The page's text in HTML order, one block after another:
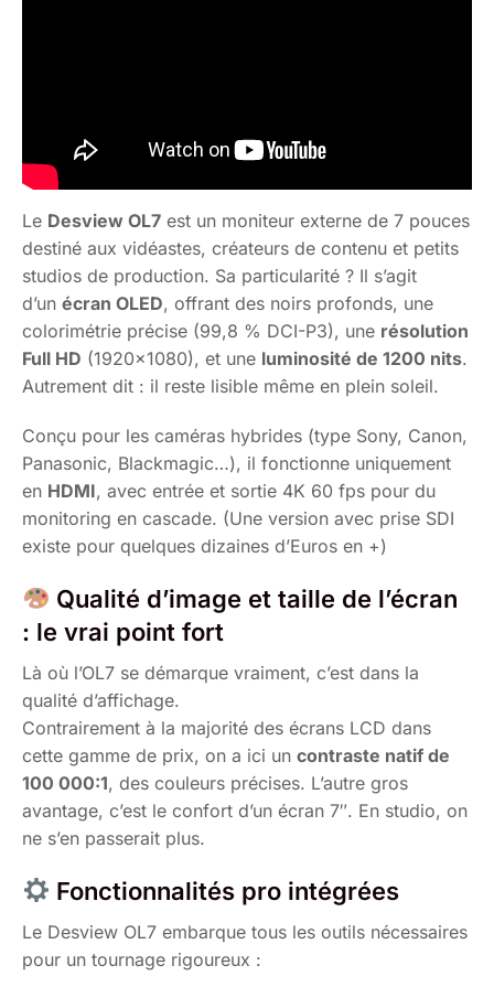
Le Desview OL7 est un moniteur externe de 7 pouces
destiné aux vidéastes, créateurs de contenu et petits
studios de production. Sa particularité ? Il s’agit
d’un écran OLED, offrant des noirs profonds, une
colorimétrie précise (99,8 % DCI-P3), une résolution
Full HD (1920×1080), et une luminosité de 1200 nits.
Autrement dit : il reste lisible même en plein soleil.
Conçu pour les caméras hybrides (type Sony, Canon,
Panasonic, Blackmagic…), il fonctionne uniquement
en HDMI, avec entrée et sortie 4K 60 fps pour du
monitoring en cascade. (Une version avec prise SDI
existe pour quelques dizaines d’Euros en +)
Qualité d’image et taille de l’écran
: le vrai point fort
Là où l’OL7 se démarque vraiment, c’est dans la
qualité d’affichage.
Contrairement à la majorité des écrans LCD dans
cette gamme de prix, on a ici un contraste natif de
100 000:1, des couleurs précises. L’autre gros
avantage, c’est le confort d’un écran 7″. En studio, on
ne s’en passerait plus.
Fonctionnalités pro intégrées
Le Desview OL7 embarque tous les outils nécessaires
pour un tournage rigoureux :